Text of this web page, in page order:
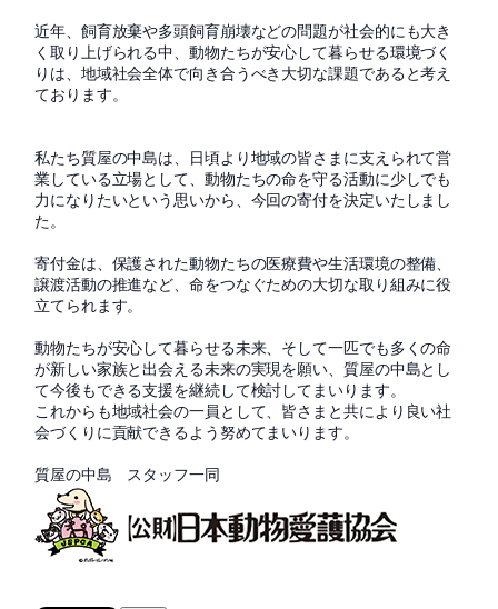
近年、飼育放棄や多頭飼育崩壊などの問題が社会的にも大き
く取り上げられる中、動物たちが安心して暮らせる環境づく
りは、地域社会全体で向き合うべき大切な課題であると考え
ております。
私たち質屋の中島は、日頃より地域の皆さまに支えられて営
業している立場として、動物たちの命を守る活動に少しでも
力になりたいという思いから、今回の寄付を決定いたしまし
た。
寄付金は、保護された動物たちの医療費や生活環境の整備、
譲渡活動の推進など、命をつなぐための大切な取り組みに役
立てられます。
動物たちが安心して暮らせる未来、そして一匹でも多くの命
が新しい家族と出会える未来の実現を願い、質屋の中島とし
て今後もできる支援を継続して検討してまいります。
これからも地域社会の一員として、皆さまと共により良い社
会づくりに貢献できるよう努めてまいります。
質屋の中島 スタッフ一同